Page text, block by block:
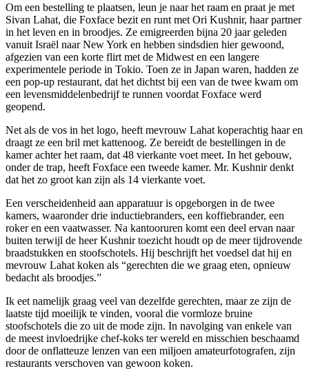
Om een ​​bestelling te plaatsen, leun je naar het raam en praat je met
Sivan Lahat, die Foxface bezit en runt met Ori Kushnir, haar partner
in het leven en in broodjes. Ze emigreerden bijna 20 jaar geleden
vanuit Israël naar New York en hebben sindsdien hier gewoond,
afgezien van een korte flirt met de Midwest en een langere
experimentele periode in Tokio. Toen ze in Japan waren, hadden ze
een pop-up restaurant, dat het dichtst bij een van de twee kwam om
een ​​levensmiddelenbedrijf te runnen voordat Foxface werd
geopend.
Net als de vos in het logo, heeft mevrouw Lahat koperachtig haar en
draagt ​​ze een bril met kattenoog. Ze bereidt de bestellingen in de
kamer achter het raam, dat 48 vierkante voet meet. In het gebouw,
onder de trap, heeft Foxface een tweede kamer. Mr. Kushnir denkt
dat het zo groot kan zijn als 14 vierkante voet.
Een verscheidenheid aan apparatuur is opgeborgen in de twee
kamers, waaronder drie inductiebranders, een koffiebrander, een
roker en een vaatwasser. Na kantooruren komt een deel ervan naar
buiten terwijl de heer Kushnir toezicht houdt op de meer tijdrovende
braadstukken en stoofschotels. Hij beschrijft het voedsel dat hij en
mevrouw Lahat koken als “gerechten die we graag eten, opnieuw
bedacht als broodjes.”
Ik eet namelijk graag veel van dezelfde gerechten, maar ze zijn de
laatste tijd moeilijk te vinden, vooral die vormloze bruine
stoofschotels die zo uit de mode zijn. In navolging van enkele van
de meest invloedrijke chef-koks ter wereld en misschien beschaamd
door de onflatteuze lenzen van een miljoen amateurfotografen, zijn
restaurants verschoven van gewoon koken.